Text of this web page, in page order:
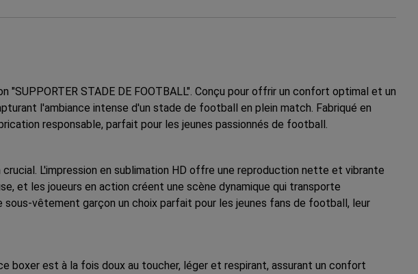
STADE DE FOOTBALL". Conçu pour offrir un confort optimal et un
l'ambiance intense d'un stade de football en plein match. Fabriqué en
responsable, parfait pour les jeunes passionnés de football.
L'impression en sublimation HD offre une reproduction nette et vibrante
et les joueurs en action créent une scène dynamique qui transporte
vêtement garçon un choix parfait pour les jeunes fans de football, leur
boxer est à la fois doux au toucher, léger et respirant, assurant un confort